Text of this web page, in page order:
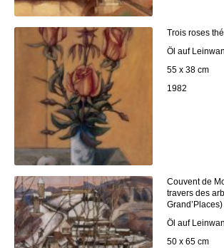
Trois roses
Öl auf
55 x 38 cm
1982
Couvent de
travers des
Öl auf
50 x 65 cm